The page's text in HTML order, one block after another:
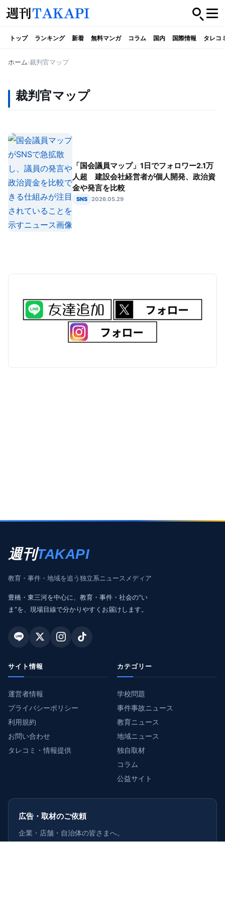
トップ ランキング 新着 無料マンガ コラム 国内 国際情報 タレコ
ホーム 裁判官マップ
裁判官マップ
「国会議員マップ」1日でフォロワー2.1万
人超 建設会社経営者が個人開発、政治資
金や発言を比較
SNS 2026.05.29
週刊TAKAPI
教育・事件・地域を追う独立系ニュースメディア
豊橋・東三河を中心に、教育・事件・社会の“い
ま”を、現場目線で分かりやすくお届けします。
サイト情報
運営者情報
プライバシーポリシー
利用規約
お問い合わせ
タレコミ・情報提供
カテゴリー
学校問題
事件事故ニュース
教育ニュース
地域ニュース
独自取材
コラム
公益サイト
広告・取材のご依頼
企業・店舗・自治体の皆さまへ。